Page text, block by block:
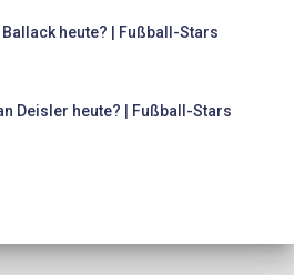
heute? | Fußball-Stars
Deisler heute? | Fußball-Stars